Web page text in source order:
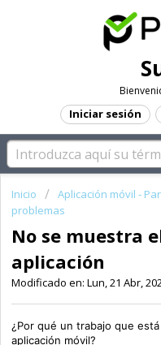
Iniciar sesión
Inicio Aplicación móvil -
problemas
No se muestra
aplicación
Modificado en: Lun, 21 Abr,
¿Por qué un trabajo que
aplicación móvil?